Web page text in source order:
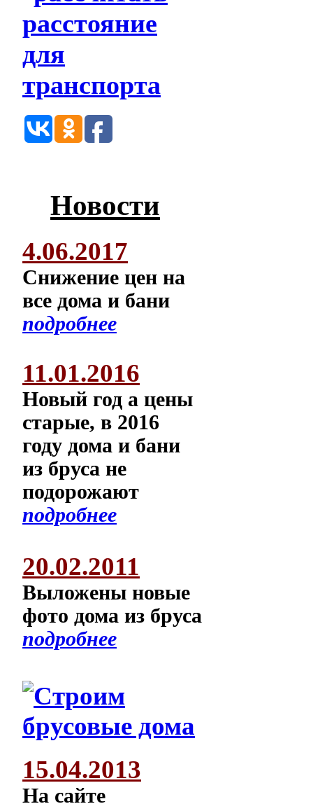
Новости
4.06.2017
Снижение цен на
все дома и бани
подробнее
11.01.2016
Новый год а цены
старые, в 2016
году дома и бани
из бруса не
подорожают
подробнее
20.02.2011
Выложены новые
фото дома из бруса
подробнее
15.04.2013
На сайте